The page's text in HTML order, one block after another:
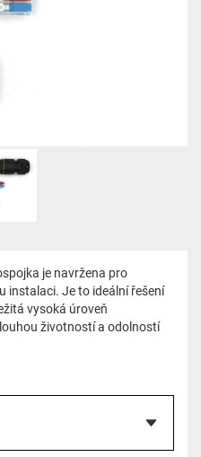
je navržena pro
instalaci. Je to ideální řešení
vysoká úroveň
životností a odolností